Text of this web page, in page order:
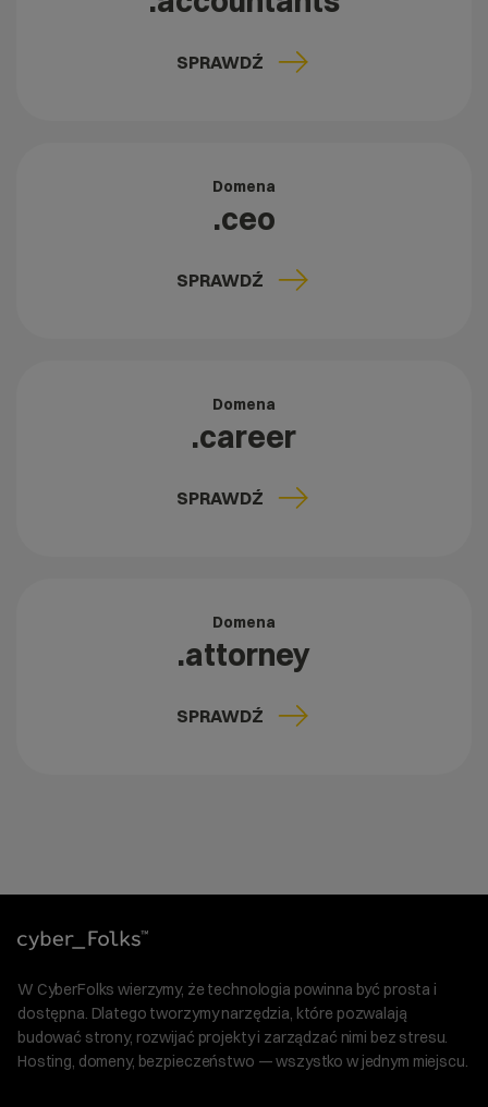
SPRAWDŹ
Domena
.ceo
SPRAWDŹ
Domena
.career
SPRAWDŹ
Domena
.attorney
SPRAWDŹ
W CyberFolks wierzymy, że technologia powinna być prosta i
dostępna. Dlatego tworzymy narzędzia, które pozwalają
budować strony, rozwijać projekty i zarządzać nimi bez stresu.
Hosting, domeny, bezpieczeństwo — wszystko w jednym miejscu.